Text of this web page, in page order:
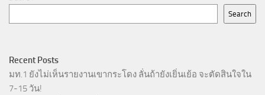
Search
Recent Posts
มท.1 ยังไม่เห็นรายงานเขากระโดง ลั่นถ้ายังเยิ่นเย้อ จะตัดสินใจใน
7-15 วัน!